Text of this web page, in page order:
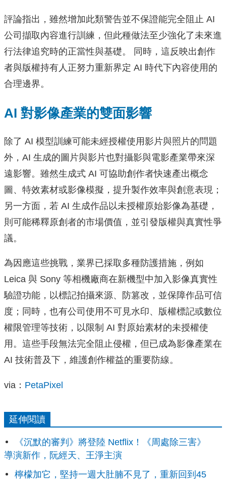
評論指出，雖然增加此類警告並不保證能完全阻止 AI
公司擷取內容進行訓練，但此種做法至少強化了未來進
行法律追究時的正當性與基礎。 同時，這反映出創作
者與版權持有人正努力重新界定 AI 時代下內容使用的
合理邊界。
AI 對影像產業的雙面影響
除了 AI 模型訓練可能未經授權使用影片與照片的問題
外，AI 生成的圖片與影片也對攝影與電影產業帶來深
遠影響。雖然生成式 AI 可協助創作者快速產出概念
圖、特效素材或影像模擬，提升製作效率與創意表現；
另一方面，若 AI 生成作品以未授權原始影像為基礎，
則可能稀釋原創者的市場價值，並引發版權與真實性爭
議。
為因應這些挑戰，業界已採取多種防護措施，例如
Leica 與 Sony 等相機廠商在新機型中加入影像真實性
驗證功能，以標記拍攝來源、防篡改，並保障作品可信
度；同時，也有公司使用不可見水印、版權標記或數位
權限管理等技術，以限制 AI 對原始素材的未授權使
用。這些手段無法完全阻止侵權，但已成為影像產業在
AI 技術普及下，維護創作權益的重要防線。
via： PetaPixel
延伸閱讀
《沉默的審判》將登陸 Netflix！《周處除三害》
導演新作，阮經天、王淨主演
檸檬加它，堅持一週大肚腩不見了，重新回到45